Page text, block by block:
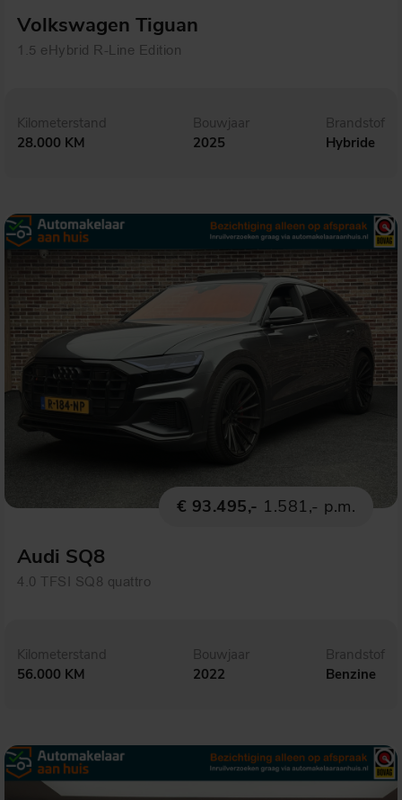
Volkswagen Tiguan
1.5 eHybrid R-Line Edition
Kilometerstand
28.000 KM
Bouwjaar
2025
Brandstof
Hybride
€ 93.495,- 1.581,- p.m.
Audi SQ8
4.0 TFSI SQ8 quattro
Kilometerstand
56.000 KM
Bouwjaar
2022
Brandstof
Benzine